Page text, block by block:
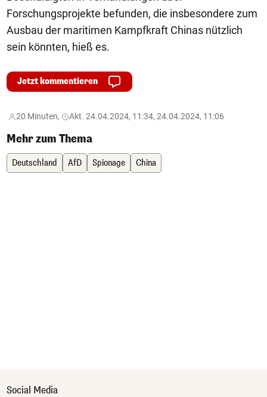
Forschungsprojekte befunden, die insbesondere zum
Ausbau der maritimen Kampfkraft Chinas nützlich
sein könnten, hieß es.
Jetzt kommentieren
20 Minuten, Akt. 24.04.2024, 11:34, 24.04.2024, 11:06
Mehr zum Thema
Deutschland AfD Spionage China
Social Media